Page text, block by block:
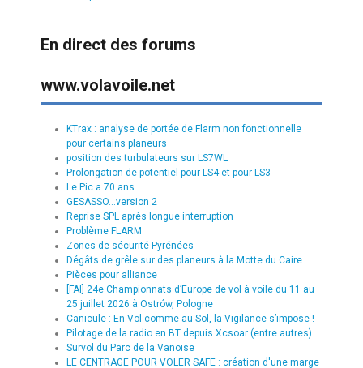
En direct des forums
www.volavoile.net
KTrax : analyse de portée de Flarm non fonctionnelle
pour certains planeurs
position des turbulateurs sur LS7WL
Prolongation de potentiel pour LS4 et pour LS3
Le Pic a 70 ans.
GESASSO...version 2
Reprise SPL après longue interruption
Problème FLARM
Zones de sécurité Pyrénées
Dégâts de grêle sur des planeurs à la Motte du Caire
Pièces pour alliance
[FAI] 24e Championnats d’Europe de vol à voile du 11 au
25 juillet 2026 à Ostrów, Pologne
Canicule : En Vol comme au Sol, la Vigilance s’impose !
Pilotage de la radio en BT depuis Xcsoar (entre autres)
Survol du Parc de la Vanoise
LE CENTRAGE POUR VOLER SAFE : création d'une marge